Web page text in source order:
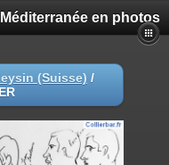
en photos
(Suisse) /